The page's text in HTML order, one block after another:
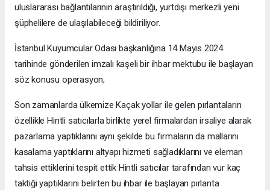
uluslararası bağlantılarının araştırıldığı, yurtdışı merkezli yeni
şüphelilere de ulaşılabileceği bildiriliyor.
İstanbul Kuyumcular Odası başkanlığına 14 Mayıs 2024
tarihinde gönderilen imzalı kaşeli bir ihbar mektubu ile başlayan
söz konusu operasyon;
Son zamanlarda ülkemize Kaçak yollar ile gelen pırlantaların
özellikle Hintli satıcılarla birlikte yerel firmalardan irsaliye alarak
pazarlama yaptıklarını aynı şekilde bu firmaların da mallarını
kasalama yaptıklarını altyapı hizmeti sağladıklarını ve eleman
tahsis ettiklerini tespit ettik Hintli satıcılar tarafından vur kaç
taktiği yaptıklarını belirten bu ihbar ile başlayan pırlanta